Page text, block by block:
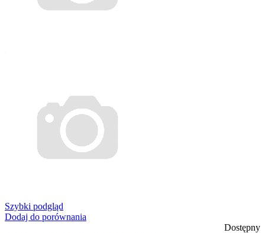
Szybki podgląd
Dodaj do porównania
Dostępny